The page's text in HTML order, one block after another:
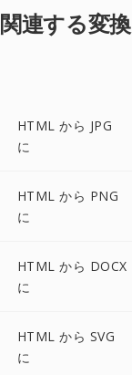
関連する変換
HTML から JPG
に
HTML から PNG
に
HTML から DOCX
に
HTML から SVG
に